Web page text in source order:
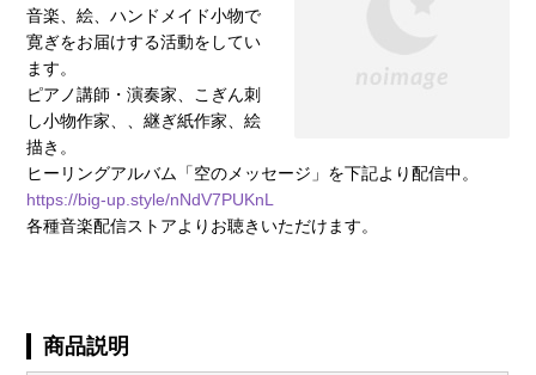
音楽、絵、ハンドメイド小物で
寛ぎをお届けする活動をしてい
ます。
ピアノ講師・演奏家、こぎん刺
し小物作家、、継ぎ紙作家、絵
描き。
ヒーリングアルバム「空のメッセージ」を下記より配信中。
https://big-up.style/nNdV7PUKnL
各種音楽配信ストアよりお聴きいただけます。
商品説明